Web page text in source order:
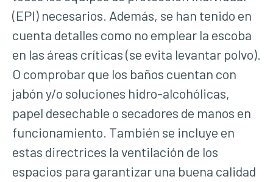
(EPI) necesarios. Además, se han tenido en
cuenta detalles como no emplear la escoba
en las áreas críticas (se evita levantar polvo).
O comprobar que los baños cuentan con
jabón y/o soluciones hidro-alcohólicas,
papel desechable o secadores de manos en
funcionamiento. También se incluye en
estas directrices la ventilación de los
espacios para garantizar una buena calidad